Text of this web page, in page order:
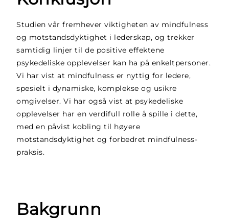
Studien vår fremhever viktigheten av mindfulness
og motstandsdyktighet i lederskap, og trekker
samtidig linjer til de positive effektene
psykedeliske opplevelser kan ha på enkeltpersoner.
Vi har vist at mindfulness er nyttig for ledere,
spesielt i dynamiske, komplekse og usikre
omgivelser. Vi har også vist at psykedeliske
opplevelser har en verdifull rolle å spille i dette,
med en påvist kobling til høyere
motstandsdyktighet og forbedret mindfulness-
praksis.
Bakgrunn